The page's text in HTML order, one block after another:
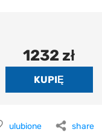
1232 zł
ulubione share